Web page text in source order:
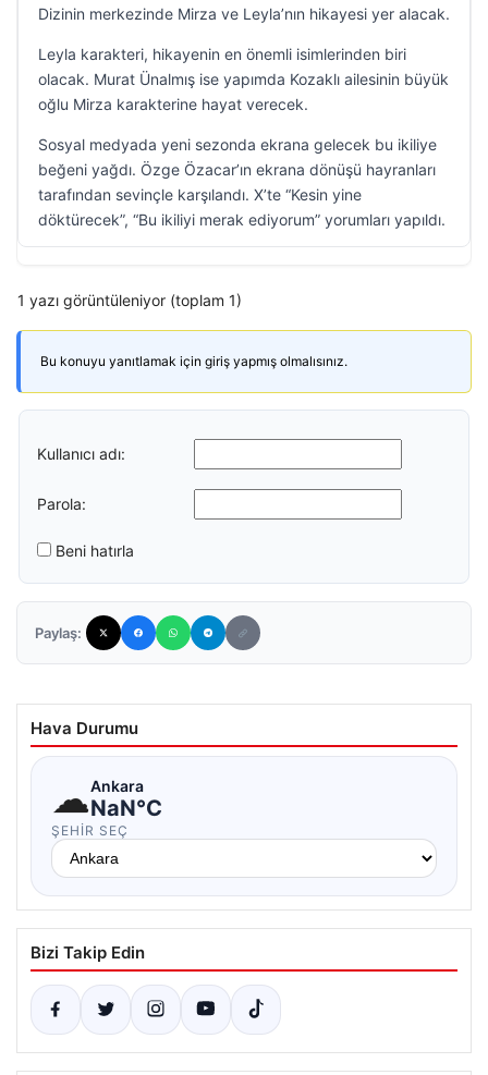
Dizinin merkezinde Mirza ve Leyla’nın hikayesi yer alacak.
Leyla karakteri, hikayenin en önemli isimlerinden biri
olacak. Murat Ünalmış ise yapımda Kozaklı ailesinin büyük
oğlu Mirza karakterine hayat verecek.
Sosyal medyada yeni sezonda ekrana gelecek bu ikiliye
beğeni yağdı. Özge Özacar’ın ekrana dönüşü hayranları
tarafından sevinçle karşılandı. X’te “Kesin yine
döktürecek”, “Bu ikiliyi merak ediyorum” yorumları yapıldı.
1 yazı görüntüleniyor (toplam 1)
Bu konuyu yanıtlamak için giriş yapmış olmalısınız.
Kullanıcı adı:
Parola:
Beni hatırla
Paylaş:
Hava Durumu
☁Ankara
NaN°C
ŞEHIR SEÇ
Bizi Takip Edin